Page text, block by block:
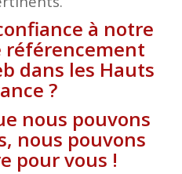
à notre
référencement
dans les Hauts
?
nous pouvons
nous pouvons
pour vous !